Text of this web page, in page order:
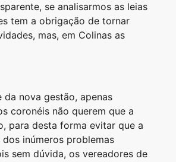
se analisarmos as leias
tem a obrigação de tornar
mas, em Colinas as
nova gestão, apenas
coronéis não querem que a
para desta forma evitar que a
inúmeros problemas
sem dúvida, os vereadores de